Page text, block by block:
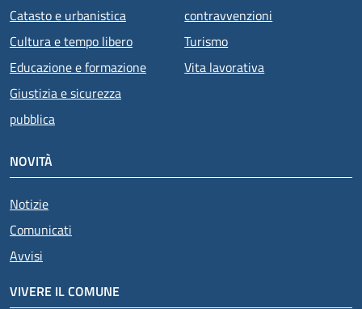
Catasto e urbanistica
Cultura e tempo libero
Educazione e formazione
Giustizia e sicurezza
pubblica
contravvenzioni
Turismo
Vita lavorativa
NOVITÀ
Notizie
Comunicati
Avvisi
VIVERE IL COMUNE